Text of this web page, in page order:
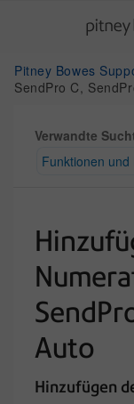
Pitney Bowes
SendPro C,
Verwandte
Funktionen und
Auto
Hinzufügen